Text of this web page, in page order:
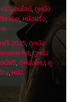
งออนไลน์,ดูหนัง
,หนังฝรั่ง,
รี 2025,ดูหนัง
hd,ดูหนัง
น์ฟรี,ดูหนังใหม่,ดู
ญ, หนัง